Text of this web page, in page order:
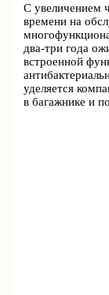
С увеличением
времени на
два-три года
встроенной
уделяется
в багажнике и